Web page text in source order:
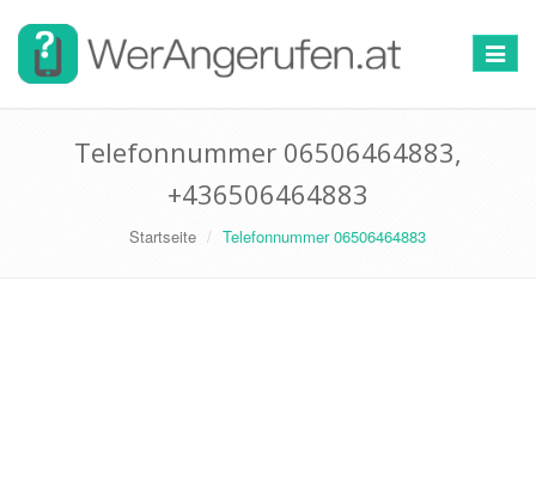
Toggle
Telefonnummer 06506464883,
+436506464883
Startseite Telefonnummer 06506464883